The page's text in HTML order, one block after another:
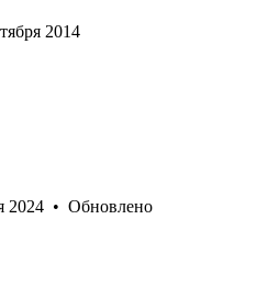
2014
2024 • Обновлено